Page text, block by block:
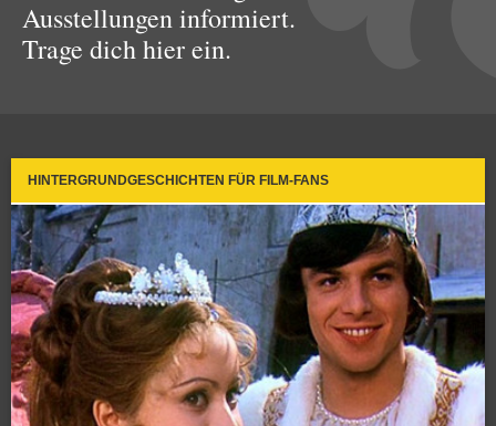
Ausstellungen informiert.
Trage dich hier ein.
HINTERGRUNDGESCHICHTEN FÜR FILM-FANS